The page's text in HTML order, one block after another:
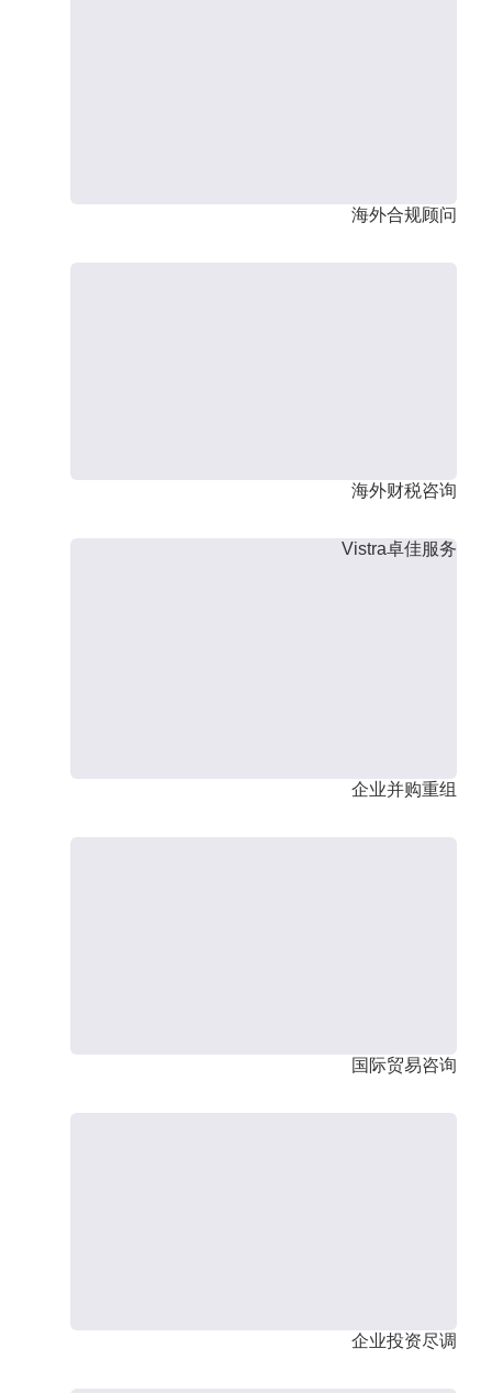
海外合规顾问
海外财税咨询
Vistra卓佳服务
企业并购重组
国际贸易咨询
企业投资尽调